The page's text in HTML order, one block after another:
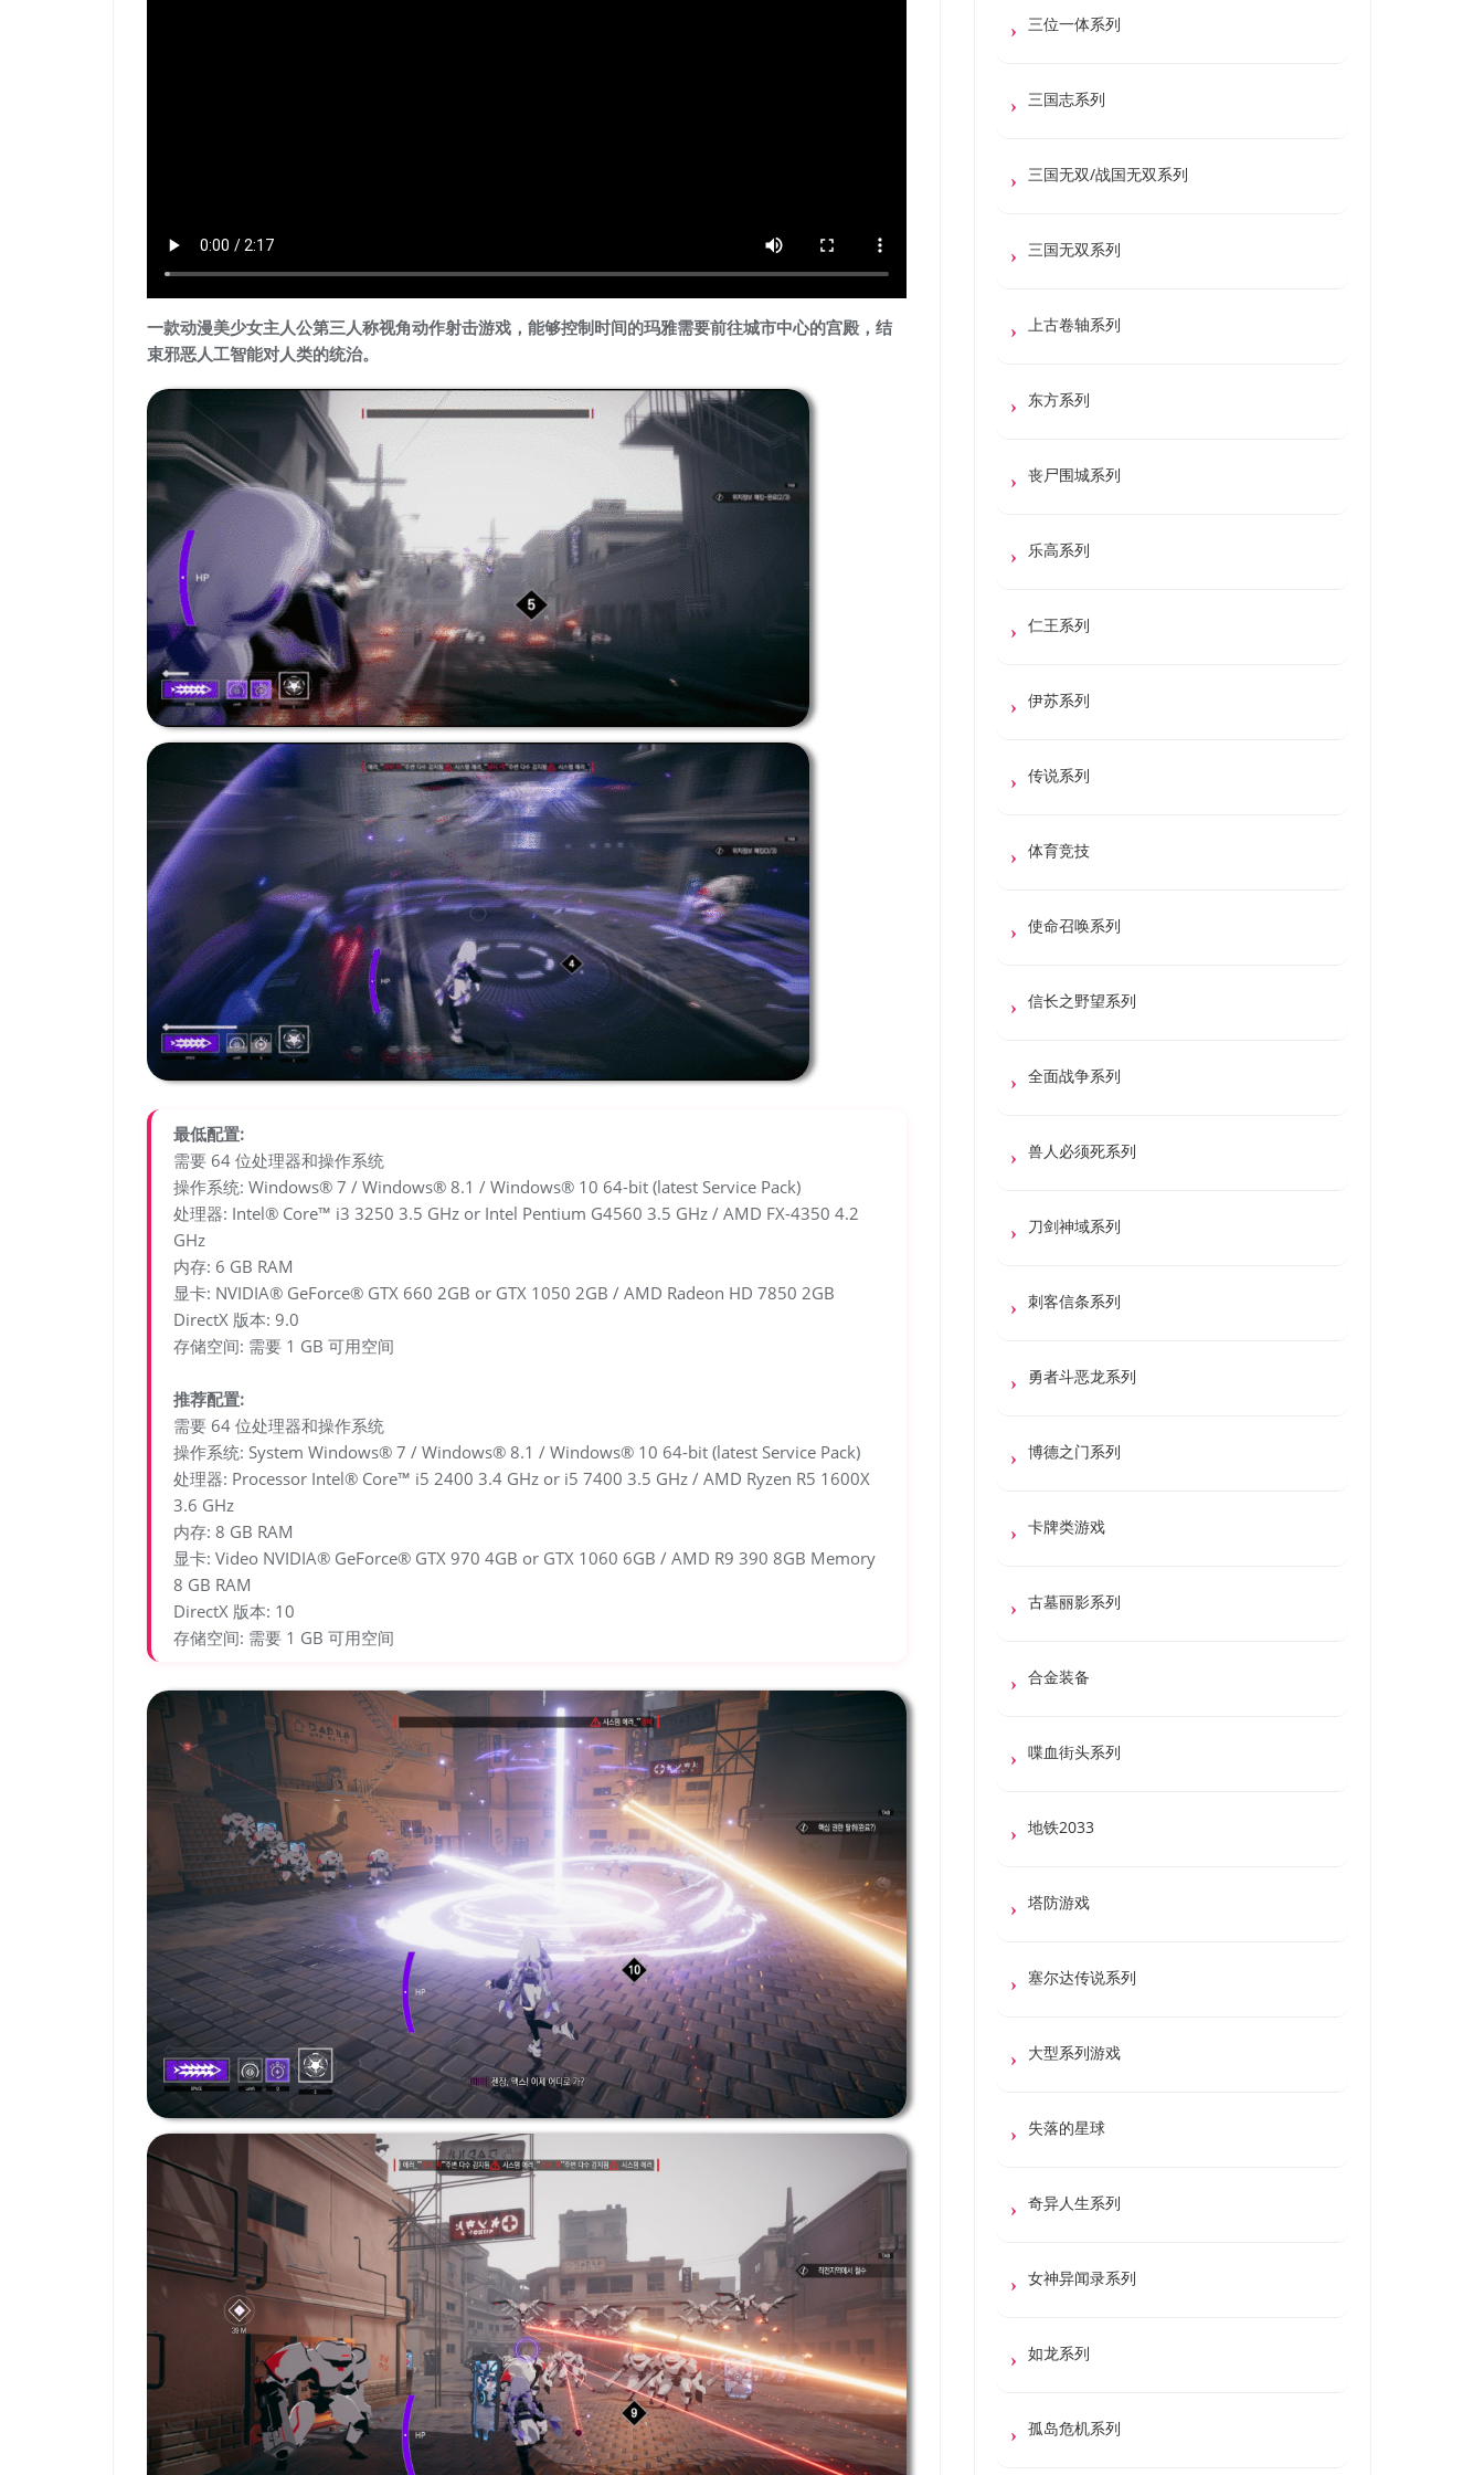
一款动漫美少女主人公第三人称视角动作射击游戏，能够控制时间的玛雅需要前往城市中心的宫殿，结
束邪恶人工智能对人类的统治。
最低配置:
需要 64 位处理器和操作系统
操作系统: Windows® 7 / Windows® 8.1 / Windows® 10 64-bit (latest Service Pack)
处理器: Intel® Core™ i3 3250 3.5 GHz or Intel Pentium G4560 3.5 GHz / AMD FX-4350 4.2
GHz
内存: 6 GB RAM
显卡: NVIDIA® GeForce® GTX 660 2GB or GTX 1050 2GB / AMD Radeon HD 7850 2GB
DirectX 版本: 9.0
存储空间: 需要 1 GB 可用空间
推荐配置:
需要 64 位处理器和操作系统
操作系统: System Windows® 7 / Windows® 8.1 / Windows® 10 64-bit (latest Service Pack)
处理器: Processor Intel® Core™ i5 2400 3.4 GHz or i5 7400 3.5 GHz / AMD Ryzen R5 1600X
3.6 GHz
内存: 8 GB RAM
显卡: Video NVIDIA® GeForce® GTX 970 4GB or GTX 1060 6GB / AMD R9 390 8GB Memory
8 GB RAM
DirectX 版本: 10
存储空间: 需要 1 GB 可用空间
三位一体系列
三国志系列
三国无双/战国无双系列
三国无双系列
上古卷轴系列
东方系列
丧尸围城系列
乐高系列
仁王系列
伊苏系列
传说系列
体育竞技
使命召唤系列
信长之野望系列
全面战争系列
兽人必须死系列
刀剑神域系列
刺客信条系列
勇者斗恶龙系列
博德之门系列
卡牌类游戏
古墓丽影系列
合金装备
喋血街头系列
地铁2033
塔防游戏
塞尔达传说系列
大型系列游戏
失落的星球
奇异人生系列
女神异闻录系列
如龙系列
孤岛危机系列